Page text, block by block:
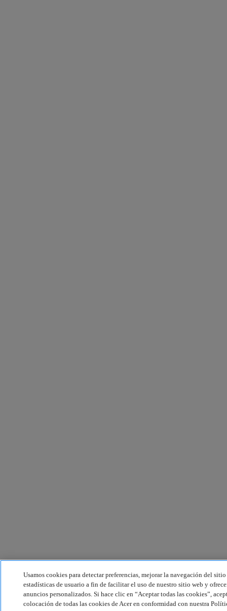
Usamos cookies para detectar preferencias, mejorar la navegación del
estadísticas de usuario a fin de facilitar el uso de nuestro sitio web y
anuncios personalizados. Si hace clic en “Aceptar todas las cookies”,
colocación de todas las cookies de Acer en conformidad con nuestra